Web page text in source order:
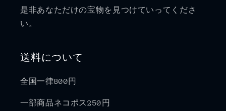
是非あなただけの宝物を見つけていってくださ
い。
送料について
全国一律800円
一部商品ネコポス250円